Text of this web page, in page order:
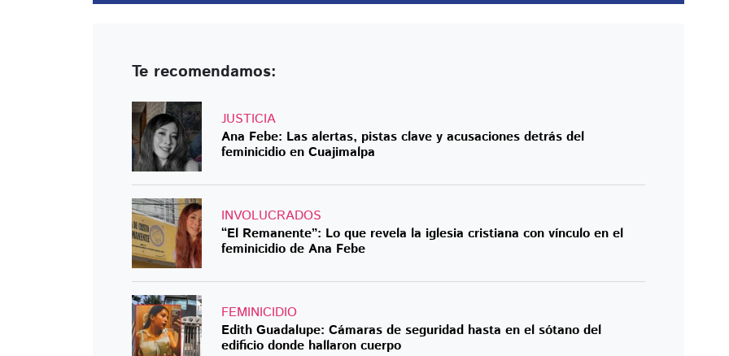
Te recomendamos:
JUSTICIA
Ana Febe: Las alertas, pistas clave y acusaciones detrás del
feminicidio en Cuajimalpa
INVOLUCRADOS
“El Remanente”: Lo que revela la iglesia cristiana con vínculo en el
feminicidio de Ana Febe
FEMINICIDIO
Edith Guadalupe: Cámaras de seguridad hasta en el sótano del
edificio donde hallaron cuerpo